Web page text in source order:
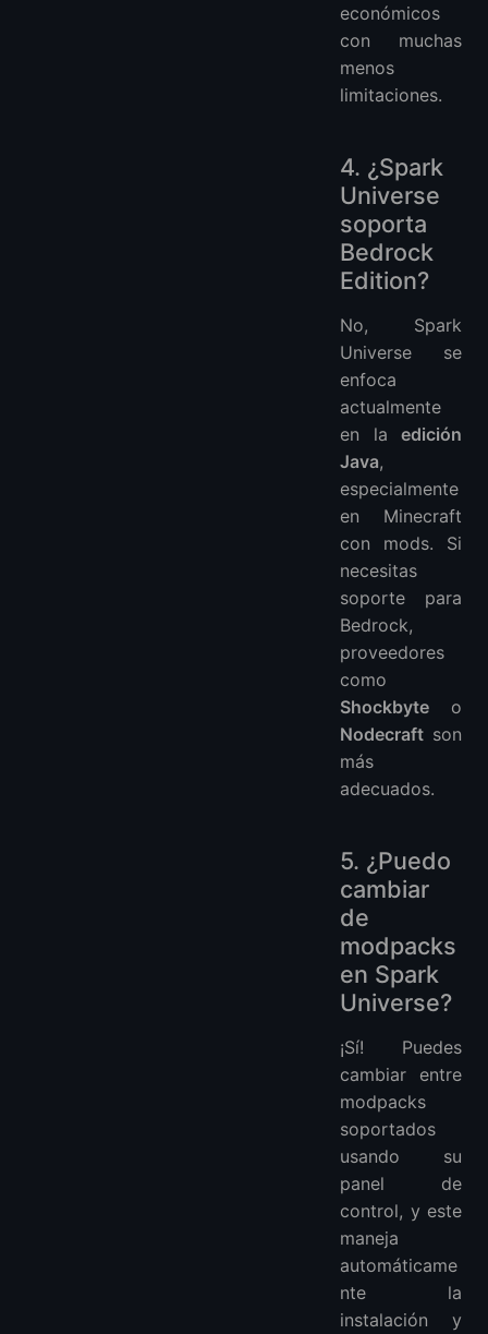
económicos
con muchas
menos
limitaciones.
4. ¿Spark
Universe
soporta
Bedrock
Edition?
No, Spark
Universe se
enfoca
actualmente
en la edición
Java,
especialmente
en Minecraft
con mods. Si
necesitas
soporte para
Bedrock,
proveedores
como
Shockbyte o
Nodecraft son
más
adecuados.
5. ¿Puedo
cambiar
de
modpacks
en Spark
Universe?
¡Sí! Puedes
cambiar entre
modpacks
soportados
usando su
panel de
control, y este
maneja
automáticame
nte la
instalación y